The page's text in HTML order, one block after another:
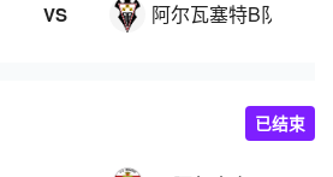
VS 阿尔瓦塞特B队
已结束